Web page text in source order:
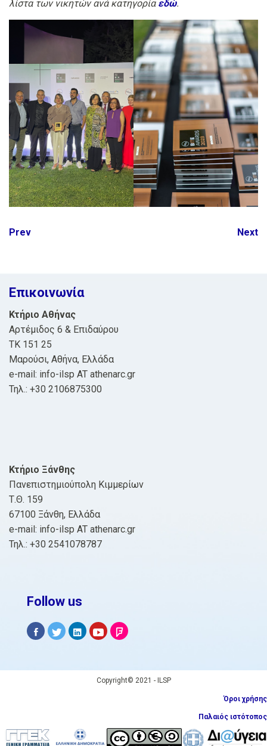
λίστα των νικητών ανά κατηγορία εδώ.
Post
Prev Next
Επικοινωνία
Κτήριο Αθήνας
Αρτέμιδος 6 & Επιδαύρου
ΤΚ 151 25
Μαρούσι, Αθήνα, Ελλάδα
e-mail: info-ilsp AT athenarc.gr
Τηλ.: +30 2106875300
Κτήριο Ξάνθης
Πανεπιστημιούπολη Κιμμερίων
Τ.Θ. 159
67100 Ξάνθη, Ελλάδα
e-mail: info-ilsp AT athenarc.gr
Τηλ.: +30 2541078787
Follow us
Copyright© 2021 - ILSP
Όροι χρήσης
Παλαιός ιστότοπος